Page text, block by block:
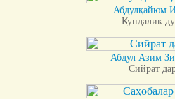
Абдулқайюм
Кундалик
Абдул Азим
Сийрат